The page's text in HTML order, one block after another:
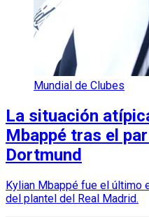
Mundial de Clubes
La situación
Mbappé tras el
Dortmund
Kylian Mbappé fue el último
del plantel del Real Madrid.